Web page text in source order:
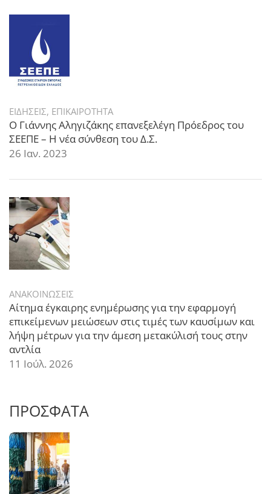
ΕΙΔΗΣΕΙΣ, ΕΠΙΚΑΙΡΟΤΗΤΑ
Ο Γιάννης Αληγιζάκης επανεξελέγη Πρόεδρος του
ΣΕΕΠΕ – Η νέα σύνθεση του Δ.Σ.
26 Ιαν. 2023
ΑΝΑΚΟΙΝΩΣΕΙΣ
Αίτημα έγκαιρης ενημέρωσης για την εφαρμογή
επικείμενων μειώσεων στις τιμές των καυσίμων και
λήψη μέτρων για την άμεση μετακύλισή τους στην
αντλία
11 Ιούλ. 2026
ΠΡΟΣΦΑΤΑ